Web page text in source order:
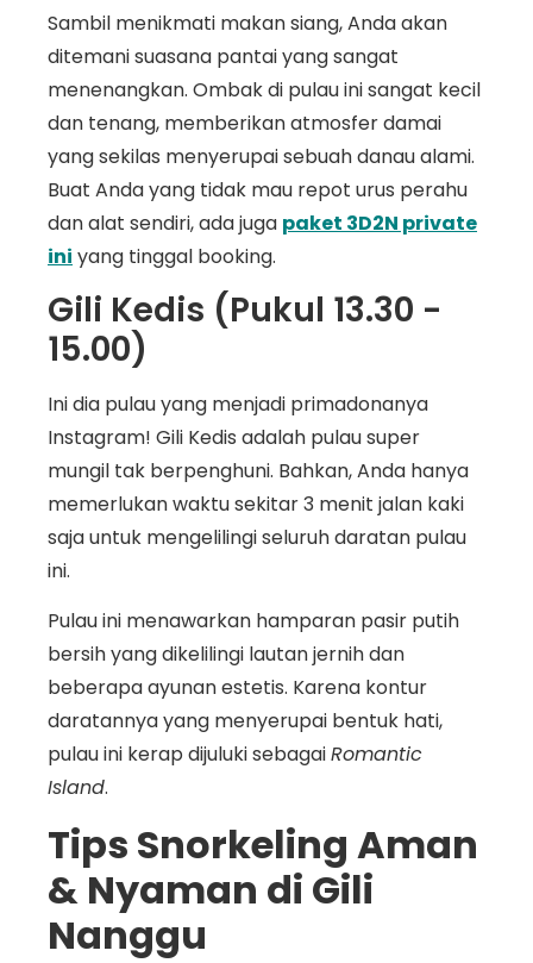
Sambil menikmati makan siang, Anda akan
ditemani suasana pantai yang sangat
menenangkan. Ombak di pulau ini sangat kecil
dan tenang, memberikan atmosfer damai
yang sekilas menyerupai sebuah danau alami.
Buat Anda yang tidak mau repot urus perahu
dan alat sendiri, ada juga paket 3D2N private
ini yang tinggal booking.
Gili Kedis (Pukul 13.30 -
15.00)
Ini dia pulau yang menjadi primadonanya
Instagram! Gili Kedis adalah pulau super
mungil tak berpenghuni. Bahkan, Anda hanya
memerlukan waktu sekitar 3 menit jalan kaki
saja untuk mengelilingi seluruh daratan pulau
ini.
Pulau ini menawarkan hamparan pasir putih
bersih yang dikelilingi lautan jernih dan
beberapa ayunan estetis. Karena kontur
daratannya yang menyerupai bentuk hati,
pulau ini kerap dijuluki sebagaiRomantic
Island.
Tips Snorkeling Aman
& Nyaman di Gili
Nanggu